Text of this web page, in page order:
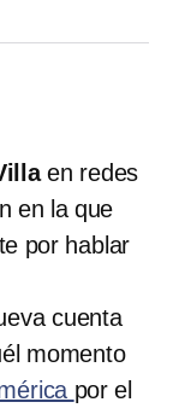
en redes
en la que
por hablar
cuenta
momento
por el